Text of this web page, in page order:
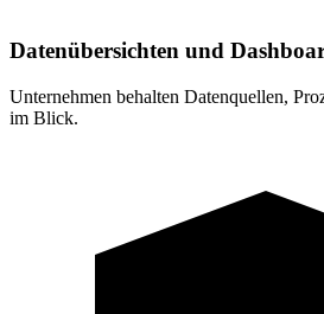
Datenübersichten und
Unternehmen behalten Datenquellen,
im Blick.